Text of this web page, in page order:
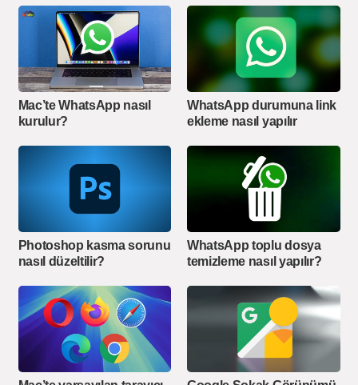
Mac’te WhatsApp nasıl
kurulur?
WhatsApp durumuna link
ekleme nasıl yapılır
Photoshop kasma sorunu
nasıl düzeltilir?
WhatsApp toplu dosya
temizleme nasıl yapılır?